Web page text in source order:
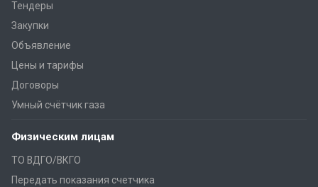
Тендеры
Закупки
Объявление
Цены и тарифы
Договоры
Умный счётчик газа
Физическим лицам
ТО ВДГО/ВКГО
Передать показания счетчика